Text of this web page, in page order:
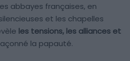
abbayes françaises, en
et les chapelles
les tensions, les alliances et
la papauté.